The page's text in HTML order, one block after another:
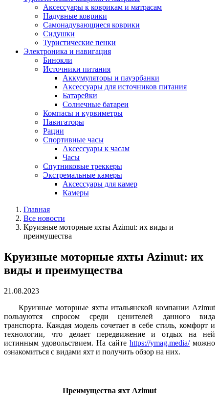
Аксессуары к коврикам и матрасам
Надувные коврики
Самонадувающиеся коврики
Сидушки
Туристические пенки
Электроника и навигация
Бинокли
Источники питания
Аккумуляторы и пауэрбанки
Аксессуары для источников питания
Батарейки
Солнечные батареи
Компасы и курвиметры
Навигаторы
Рации
Спортивные часы
Аксессуары к часам
Часы
Спутниковые треккеры
Экстремальные камеры
Аксессуары для камер
Камеры
Главная
Все новости
Круизные моторные яхты Azimut: их виды и
преимущества
Круизные моторные яхты Azimut: их
виды и преимущества
21.08.2023
Круизные моторные яхты итальянской компании Azimut
пользуются спросом среди ценителей данного вида
транспорта. Каждая модель сочетает в себе стиль, комфорт и
технологии, что делает передвижение и отдых на ней
истинным удовольствием. На сайте https://ymag.media/можно
ознакомиться с видами яхт и получить обзор на них.
Преимущества яхт Azimut